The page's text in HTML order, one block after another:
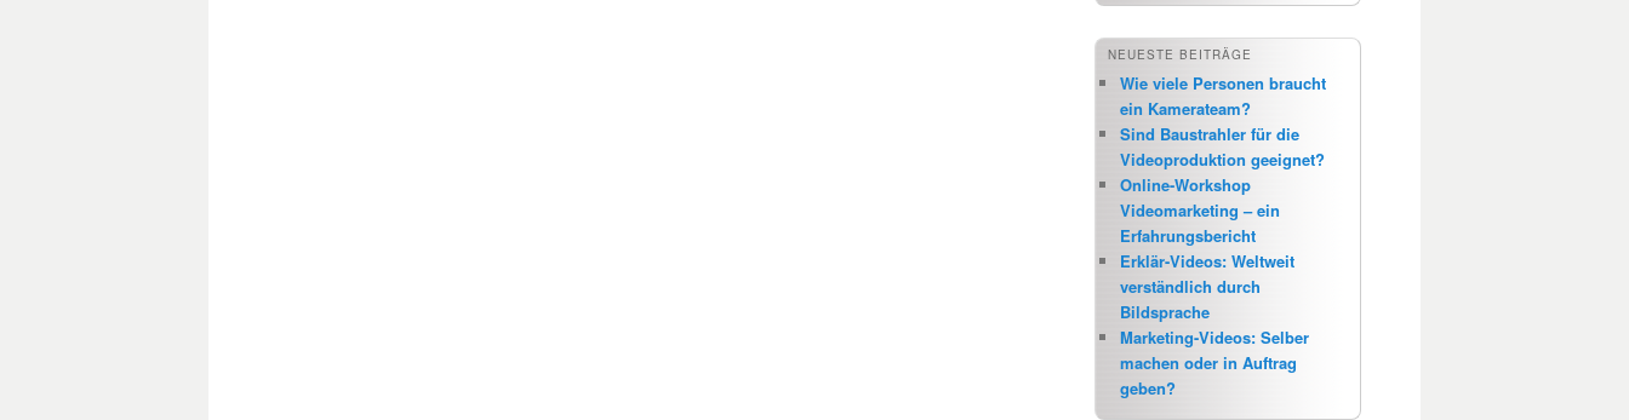
NEUESTE BEITRÄGE
Wie viele Personen braucht
ein Kamerateam?
Sind Baustrahler für die
Videoproduktion geeignet?
Online-Workshop
Videomarketing – ein
Erfahrungsbericht
Erklär-Videos: Weltweit
verständlich durch
Bildsprache
Marketing-Videos: Selber
machen oder in Auftrag
geben?